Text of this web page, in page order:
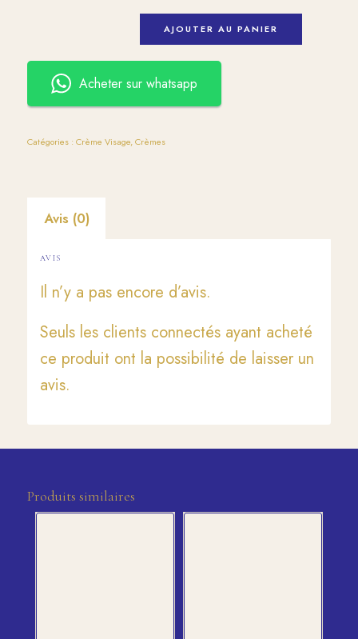
AJOUTER AU PANIER
Acheter sur whatsapp
Catégories : Crème Visage,Crèmes
Avis (0)
AVIS
Il n’y a pas encore d’avis.
Seuls les clients connectés ayant acheté
ce produit ont la possibilité de laisser un
avis.
Produits similaires